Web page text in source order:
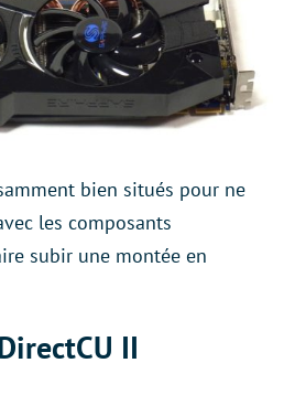
bien situés pour ne
les composants
subir une montée en
II